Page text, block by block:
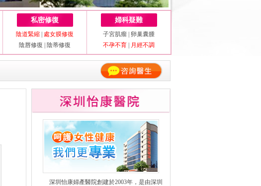
私密修復
陰道緊縮
處女膜修復
陰唇修復
陰蒂修復
婦科疑難
子宮肌瘤
卵巢囊腫
不孕不育
月經不調
深圳怡康婦產醫院創建於2003年，是由深圳